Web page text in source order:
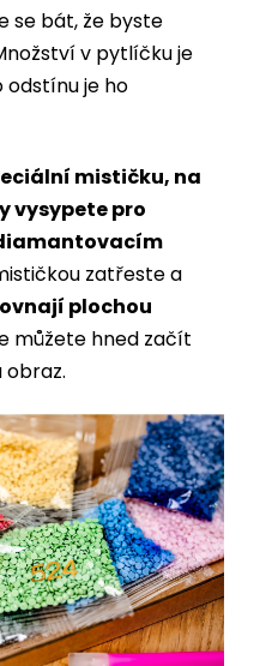
se bát, že byste
v pytlíčku je
odstínu je ho
mističku, na
vysypete pro
zatřeste a
plochou
můžete hned začít